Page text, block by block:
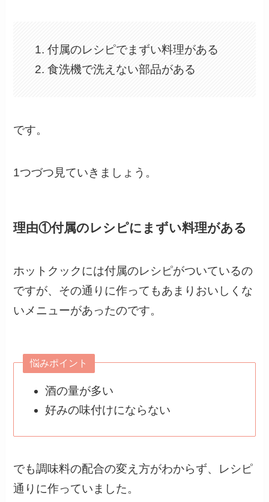
付属のレシピでまずい料理がある
食洗機で洗えない部品がある
です。
1つづつ見ていきましょう。
理由①付属のレシピにまずい料理がある
ホットクックには付属のレシピがついているの
ですが、その通りに作ってもあまりおいしくな
いメニューがあったのです。
悩みポイント
酒の量が多い
好みの味付けにならない
でも調味料の配合の変え方がわからず、レシピ
通りに作っていました。